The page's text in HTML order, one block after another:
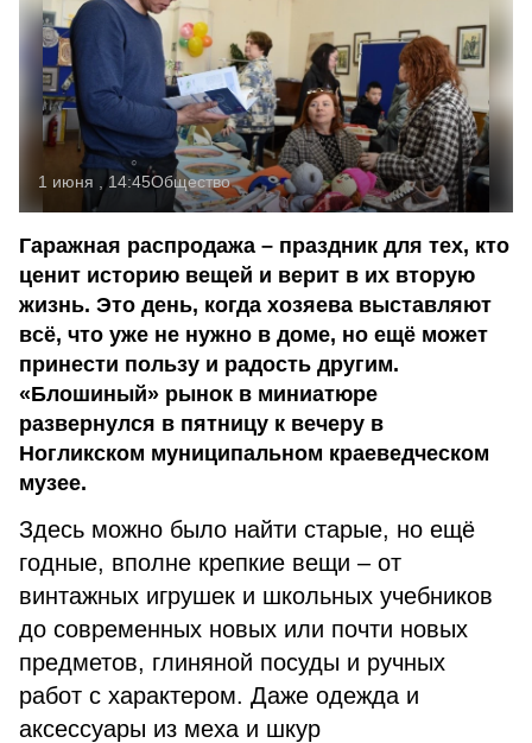
1 июня , 14:45Общество
Гаражная распродажа – праздник для тех, кто
ценит историю вещей и верит в их вторую
жизнь. Это день, когда хозяева выставляют
всё, что уже не нужно в доме, но ещё может
принести пользу и радость другим.
«Блошиный» рынок в миниатюре
развернулся в пятницу к вечеру в
Ногликском муниципальном краеведческом
музее.
Здесь можно было найти старые, но ещё
годные, вполне крепкие вещи – от
винтажных игрушек и школьных учебников
до современных новых или почти новых
предметов, глиняной посуды и ручных
работ с характером. Даже одежда и
аксессуары из меха и шкур